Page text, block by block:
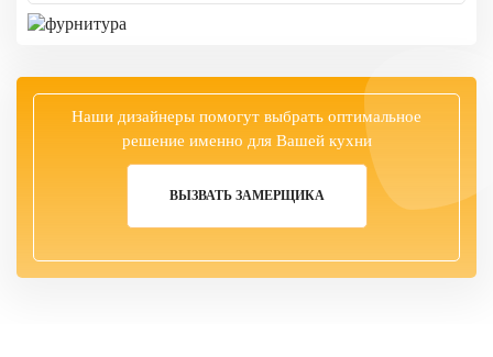
Наши дизайнеры помогут выбрать оптимальное
решение именно для Вашей кухни
ВЫЗВАТЬ ЗАМЕРЩИКА